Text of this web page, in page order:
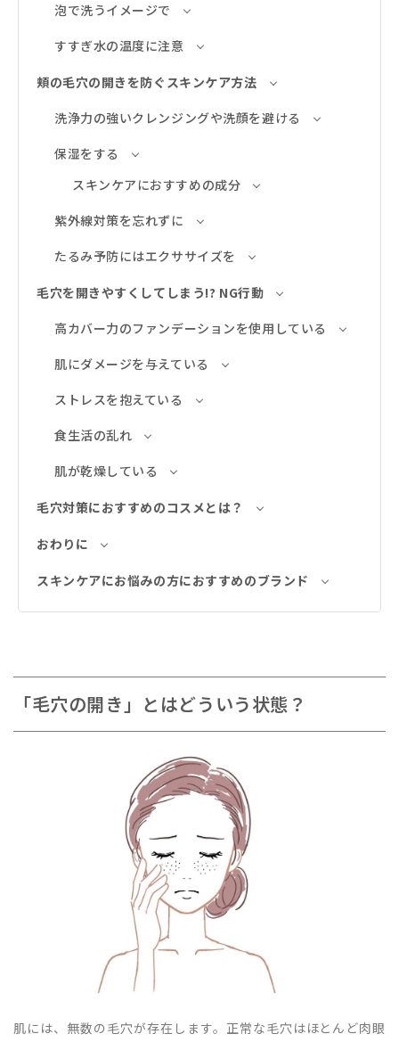
泡で洗うイメージで
すすぎ水の温度に注意
頬の毛穴の開きを防ぐスキンケア方法
洗浄力の強いクレンジングや洗顔を避ける
保湿をする
スキンケアにおすすめの成分
紫外線対策を忘れずに
たるみ予防にはエクササイズを
毛穴を開きやすくしてしまう!? NG行動
高カバー力のファンデーションを使用している
肌にダメージを与えている
ストレスを抱えている
食生活の乱れ
肌が乾燥している
毛穴対策におすすめのコスメとは？
おわりに
スキンケアにお悩みの方におすすめのブランド
「毛穴の開き」とはどういう状態？
肌には、無数の毛穴が存在します。正常な毛穴はほとんど肉眼